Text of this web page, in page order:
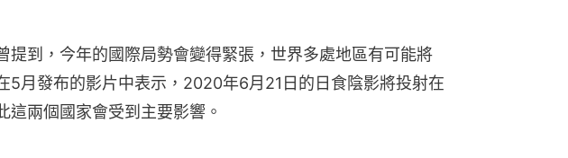
提到，今年的國際局勢會變得緊張，世界多處地區有可能將
5月發布的影片中表示，2020年6月21日的日食陰影將投射在
這兩個國家會受到主要影響。